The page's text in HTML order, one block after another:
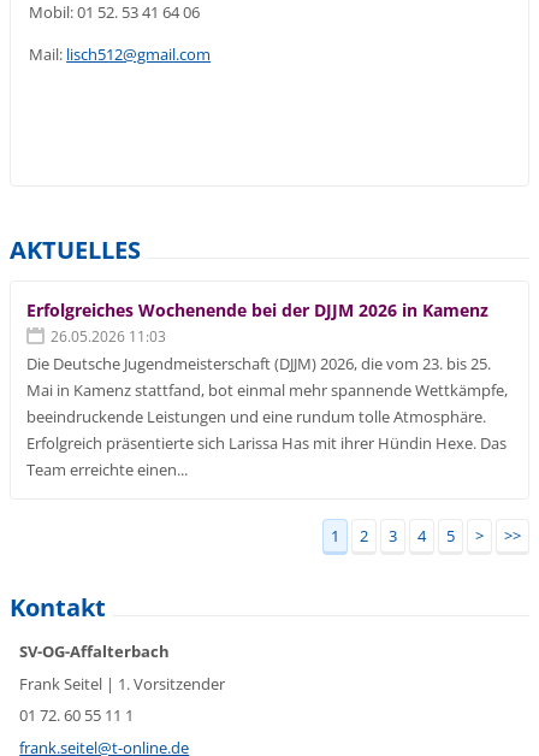
Mobil: 01 52. 53 41 64 06
Mail: lisch512@gmail.com
AKTUELLES
Erfolgreiches Wochenende bei der DJJM 2026 in Kamenz
26.05.2026 11:03
Die Deutsche Jugendmeisterschaft (DJJM) 2026, die vom 23. bis 25.
Mai in Kamenz stattfand, bot einmal mehr spannende Wettkämpfe,
beeindruckende Leistungen und eine rundum tolle Atmosphäre.
Erfolgreich präsentierte sich Larissa Has mit ihrer Hündin Hexe. Das
Team erreichte einen...
1 2 3 4 5 > >>
Kontakt
SV-OG-Affalterbach
Frank Seitel | 1. Vorsitzender
01 72. 60 55 11 1
frank.seitel@t-online.de